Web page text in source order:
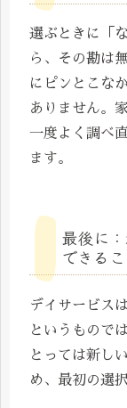
選ぶときに「
ら、その勘は
にピンとこな
ありません。
一度よく調べ
ます。
最後に
できるこ
デイサービス
というもので
とっては新し
め、最初の選